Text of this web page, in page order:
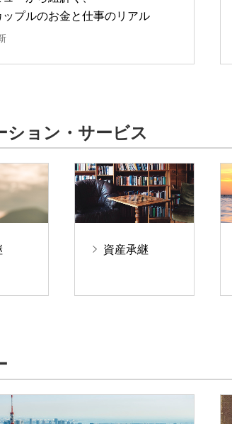
ップルのお金と仕事のリアル
ション・サービス
資産承継